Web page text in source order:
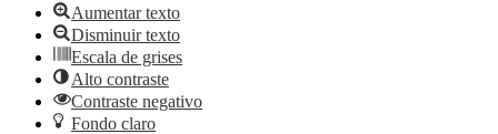
Aumentar texto
Disminuir texto
Escala de grises
Alto contraste
Contraste negativo
Fondo claro